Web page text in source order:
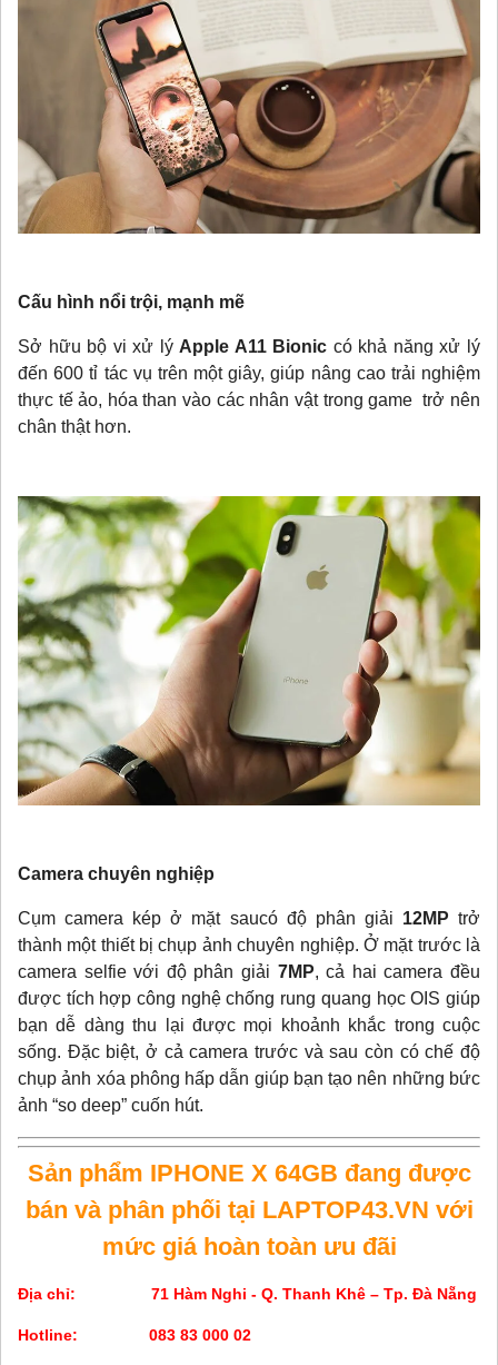
Cấu hình nổi trội, mạnh mẽ
Sở hữu bộ vi xử lý Apple A11 Bionic có khả năng xử lý
đến 600 tỉ tác vụ trên một giây, giúp nâng cao trải nghiệm
thực tế ảo, hóa than vào các nhân vật trong game trở nên
chân thật hơn.
Camera chuyên nghiệp
Cụm camera kép ở mặt saucó độ phân giải 12MP trở
thành một thiết bị chụp ảnh chuyên nghiệp. Ở mặt trước là
camera selfie với độ phân giải 7MP, cả hai camera đều
được tích hợp công nghệ chống rung quang học OIS giúp
bạn dễ dàng thu lại được mọi khoảnh khắc trong cuộc
sống. Đặc biệt, ở cả camera trước và sau còn có chế độ
chụp ảnh xóa phông hấp dẫn giúp bạn tạo nên những bức
ảnh “so deep” cuốn hút.
Sản phẩm IPHONE X 64GB đang được
bán và phân phối tại LAPTOP43.VN với
mức giá hoàn toàn ưu đãi
Địa chỉ: 71 Hàm Nghi - Q. Thanh Khê – Tp. Đà Nẵng
Hotline: 083 83 000 02